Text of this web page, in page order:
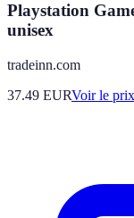
Playstation
unisex
tradeinn.com
37.49 EURVoir le prix